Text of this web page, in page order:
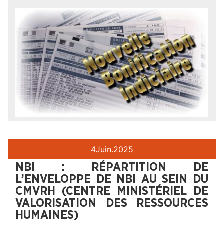
4Juin.2025
NBI : RÉPARTITION DE
L’ENVELOPPE DE NBI AU SEIN DU
CMVRH (CENTRE MINISTÉRIEL DE
VALORISATION DES RESSOURCES
HUMAINES)